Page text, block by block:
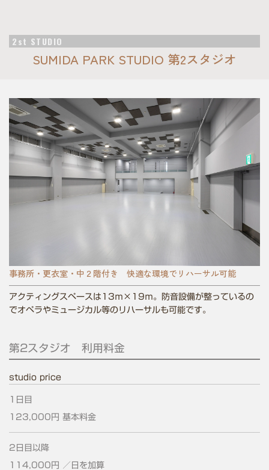
2st STUDIO
SUMIDA PARK STUDIO 第2スタジオ
事務所・更衣室・中２階付き 快適な環境でリハーサル可能
アクティングスペースは13ｍ × 19ｍ。防音設備が整っているの
でオペラやミュージカル等のリハーサルも可能です。
第2スタジオ 利用料金
studio price
1日目
123,000円 基本料金
2日 目以降
114,000円 ／日を加算